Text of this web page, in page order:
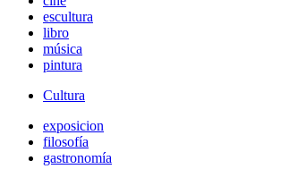
escultura
libro
música
pintura
Cultura
exposicion
filosofía
gastronomía